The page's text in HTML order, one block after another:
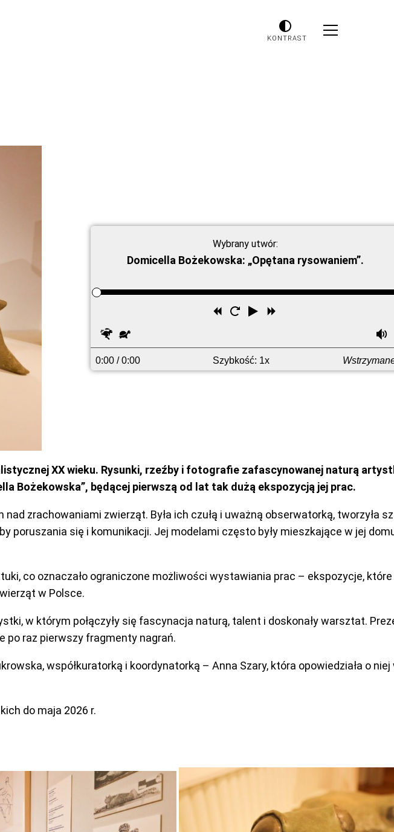
KONTRAST
Wybrany utwór:
Domicella Bożekowska: „Opętana rysowaniem”.
Odtwórz
Uruchom
Przewiń
przodu
Szybciej
Wolniej
0:00/ 0:00 Szybkość: 1x
XX wieku. Rysunki, rzeźby i fotografie zafascynowanej naturą
Bożekowska”, będącej pierwszą od lat tak dużą ekspozycją jej prac.
zrachowaniami zwierząt. Była ich czułą i uważną obserwatorką, tworzyła
poruszania się i komunikacji. Jej modelami często były mieszkające w jej
co oznaczało ograniczone możliwości wystawiania prac – ekspozycje, które
w Polsce.
w którym połączyły się fascynacja naturą, talent i doskonały warsztat.
po raz pierwszy fragmenty nagrań.
współkuratorką i koordynatorką – Anna Szary, która opowiedziała o niej
do maja 2026 r.